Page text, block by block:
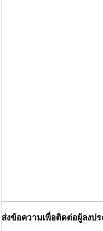
ส่งข้อความเพื่อติดต่อผู้ลงป